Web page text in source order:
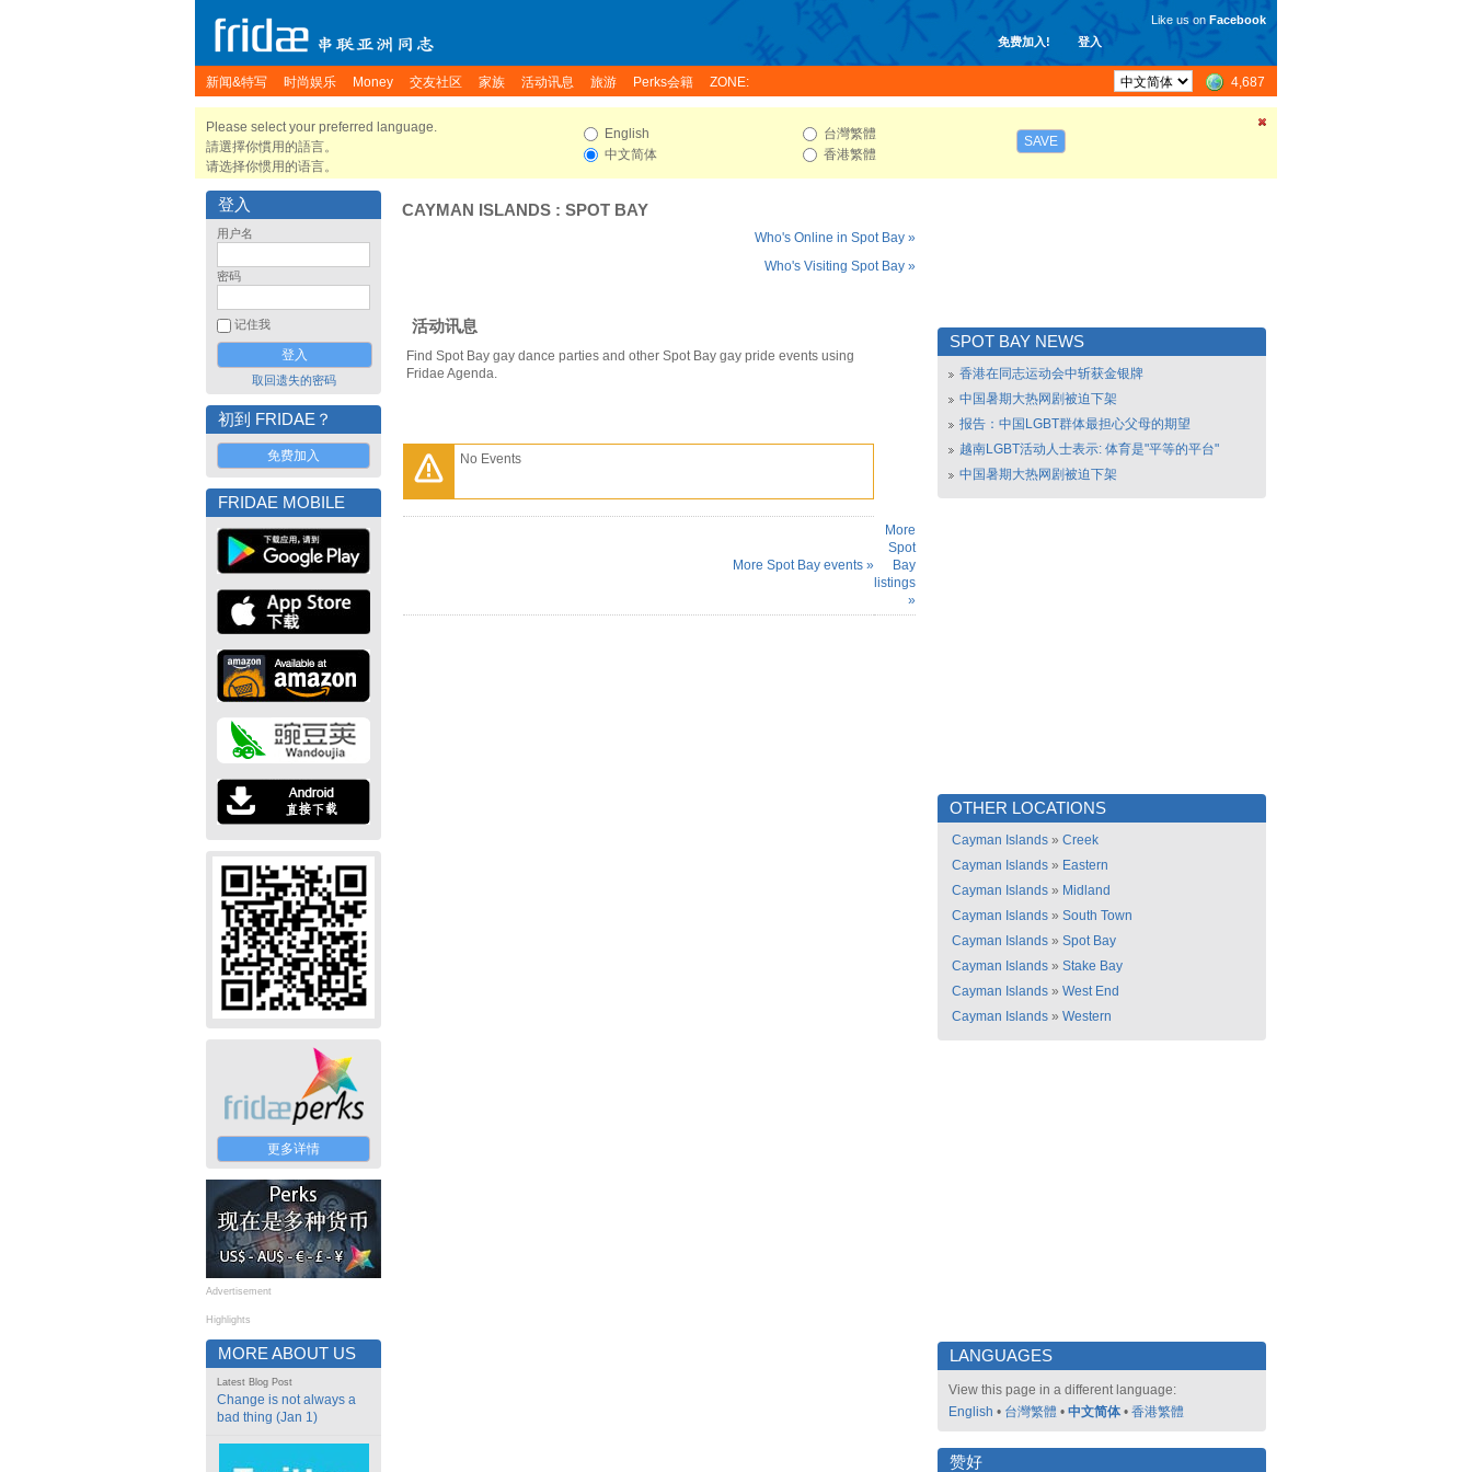
免费加入! 登入
Like us on Facebook
新闻&特写 时尚娱乐 Money 交友社区 家族 活动讯息 旅游 Perks会籍 ZONE: 4,687
Please select your preferred language.
請選擇你慣用的語言。
请选择你惯用的语言。
English
中文简体
台灣繁體
香港繁體
SAVE
登入
用户名
密码
记住我
取回遗失的密码
初到 FRIDAE？
免费加入
FRIDAE MOBILE
更多详情
Advertisement
Highlights
MORE ABOUT US
Latest Blog Post
Change is not always a
bad thing (Jan 1)
CAYMAN ISLANDS : SPOT BAY
Who's Online in Spot Bay »
Who's Visiting Spot Bay »
活动讯息
Find Spot Bay gay dance parties and other Spot Bay gay pride events using
Fridae Agenda.
No Events
More Spot Bay events »
More
Spot
Bay
listings
»
SPOT BAY NEWS
香港在同志运动会中斩获金银牌
中国暑期大热网剧被迫下架
报告：中国LGBT群体最担心父母的期望
越南LGBT活动人士表示: 体育是"平等的平台"
中国暑期大热网剧被迫下架
OTHER LOCATIONS
Cayman Islands » Creek
Cayman Islands » Eastern
Cayman Islands » Midland
Cayman Islands » South Town
Cayman Islands » Spot Bay
Cayman Islands » Stake Bay
Cayman Islands » West End
Cayman Islands » Western
LANGUAGES
View this page in a different language:
English • 台灣繁體 • 中文简体 • 香港繁體
赞好